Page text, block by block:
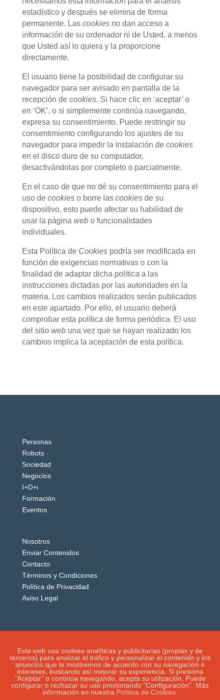
estadístico y después se elimina de forma
permanente. Las cookiesno dan acceso a
información de su ordenador ni de Usted, a menos
que Usted así lo quiera y la proporcione
directamente.
El usuario tiene la posibilidad de configurar su
navegador para ser avisado en pantalla de la
recepción de cookies. Si hace clic en ‘aceptar’ o
en ‘OK’, o si simplemente continúa navegando,
expresa su consentimiento. Puede restringir su
consentimiento configurando los ajustes de su
navegador para impedir la instalación de cookies
en el disco duro de su computador,
desactivándolas por completo o parcialmente.
En el caso de que no dé su consentimiento para el
uso de cookieso borre las cookiesde su
dispositivo, esto puede afectar su habilidad de
usar la página webo funcionalidades
individuales.
Esta Política de Cookiespodría ser modificada en
función de exigencias normativas o con la
finalidad de adaptar dicha política a las
instrucciones dictadas por las autoridades en la
materia. Los cambios realizados serán publicados
en este apartado. Por ello, el usuario deberá
comprobar esta política de forma periódica. El uso
del sitio webuna vez que se hayan realizado los
cambios implica la aceptación de esta política.
Personas
Robots
Sociedad
Negocios
I+D+i
Formación
Eventos
Nosotros
Enviar Contenidos
Contacto
Términos y Condiciones
Política de Privacidad
Aviso Legal
IGUANAROBOT® 2020. Todos los derechos
Esta web usa cookies analíticas y publicitarias (propias y de
terceros) para analizar el tráfico y personalizar el contenido y los
anuncios que le mostremos de acuerdo con su navegación e
intereses, buscando así mejorar su experiencia. Si presiona
"Aceptar" o continúa navegando, acepta su utilización. Puede
configurar o rechazar su uso presionando "Configuración". Más
información en nuestra Política de Cookies.